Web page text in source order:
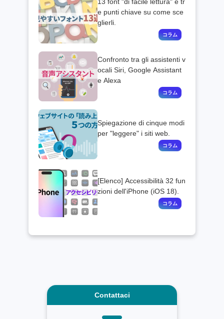
e punti chiave su come sce
glierli.
Confronto tra gli assistenti v
ocali Siri, Google Assistant
e Alexa
Spiegazione di cinque modi
per "leggere" i siti web.
[Elenco] Accessibilità 32 fun
zioni dell'iPhone (iOS 18).
Contattaci